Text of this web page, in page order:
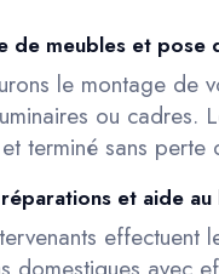
de meubles et pose
le montage de
ou cadres.
terminé sans perte
et aide
effectuent